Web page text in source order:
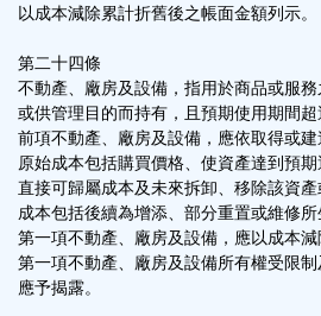
以成本減除累計折舊後之帳面金額列示。
第二十四條
不動產、廠房及設備，指用於商品或服
或供管理目的而持有，且預期使用期間超
前項不動產、廠房及設備，應依取得或
原始成本包括購買價格、使資產達到預
直接可歸屬成本及未來拆卸、移除該資
成本包括後續為增添、部分重置或維修所
第一項不動產、廠房及設備，應以成本
第一項不動產、廠房及設備所有權受限
應予揭露。